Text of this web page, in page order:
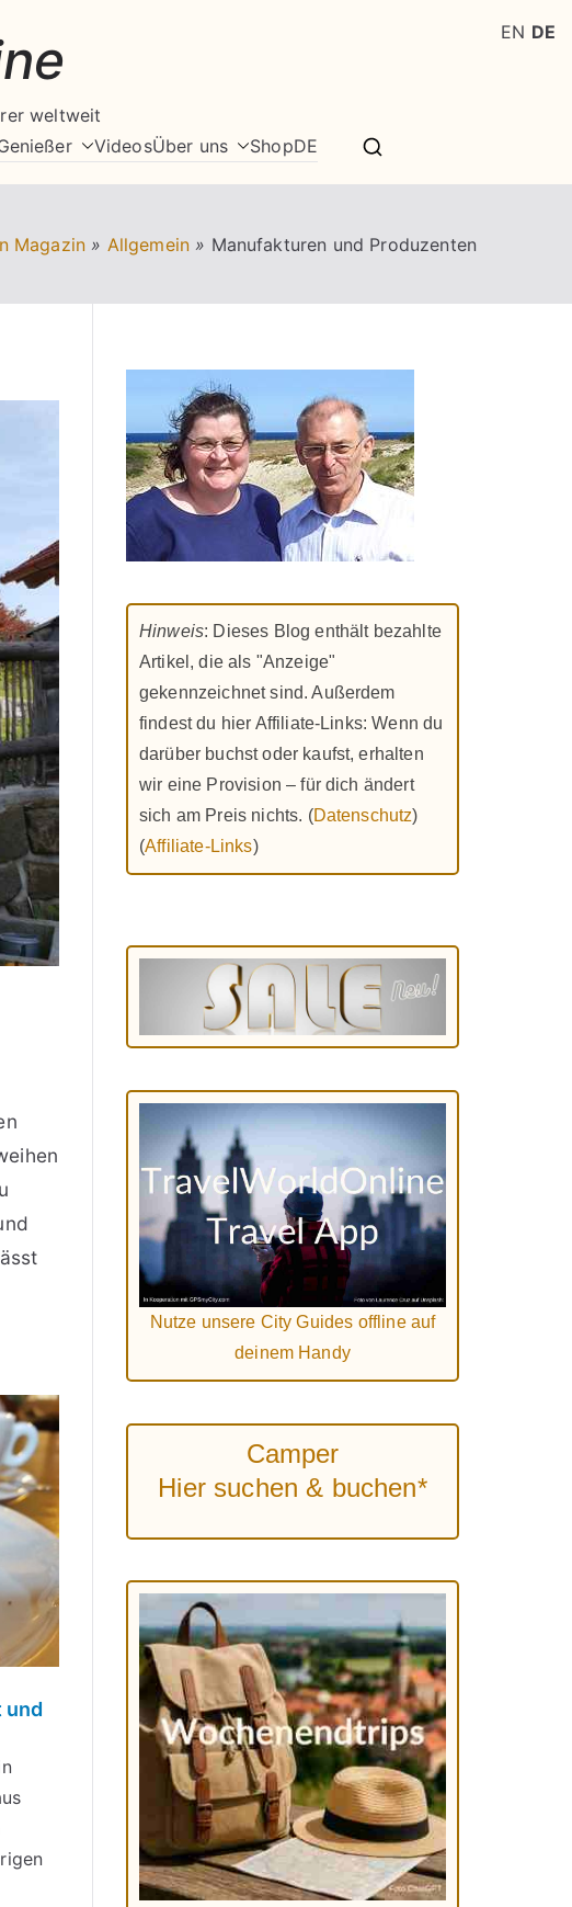
weltweit
VideosÜber uns ShopDE
Magazin » Allgemein » Manufakturen und Produzenten
und
Hinweis: Dieses Blog enthält bezahlte
Artikel, die als "Anzeige"
gekennzeichnet sind. Außerdem
findest du hier Affiliate-Links: Wenn du
darüber buchst oder kaufst, erhalten
wir eine Provision – für dich ändert
sich am Preis nichts. (Datenschutz)
(Affiliate-Links)
Nutze unsere City Guides offline auf
deinem Handy
Camper
Hier suchen & buchen*
EN DE